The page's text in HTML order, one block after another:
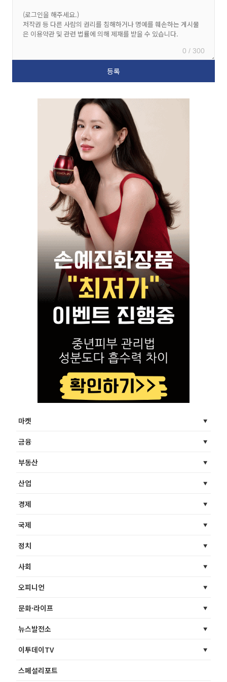
0 / 300
마켓
금융
부동산
산업
경제
국제
정치
사회
오피니언
문화·라이프
뉴스발전소
이투데이TV
스페셜리포트